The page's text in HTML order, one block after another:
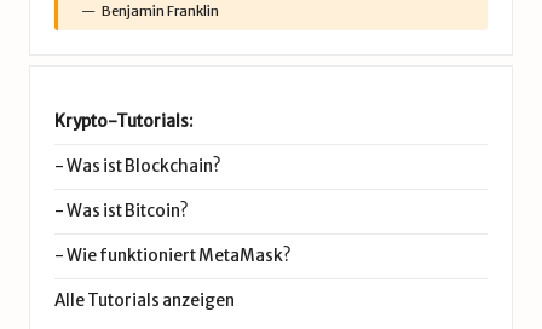
Benjamin Franklin
Krypto-Tutorials:
-Was ist Blockchain?
-Was ist Bitcoin?
-Wie funktioniert MetaMask?
Alle Tutorials anzeigen